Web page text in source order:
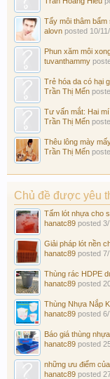
Tẩy môi thâm bẩm
alovn posted 10/
Phun xăm môi
tuvanthammy
Trẻ hóa da có hại
Trần Thị Mến
Tư vấn mắt: Hai mí
Trần Thị Mến
Thêu lông mày
Trần Thị Mến
Chủ đề được yêu
Tấm lót nhựa cho
hanatc89 posted
Giải pháp lót nền
hanatc89 posted
Thùng rác HDPE
hanatc89 posted
Thùng Nhựa Nắp
hanatc89 posted
Báo giá thùng
hanatc89 posted
những ưu điểm của
hanatc89 posted